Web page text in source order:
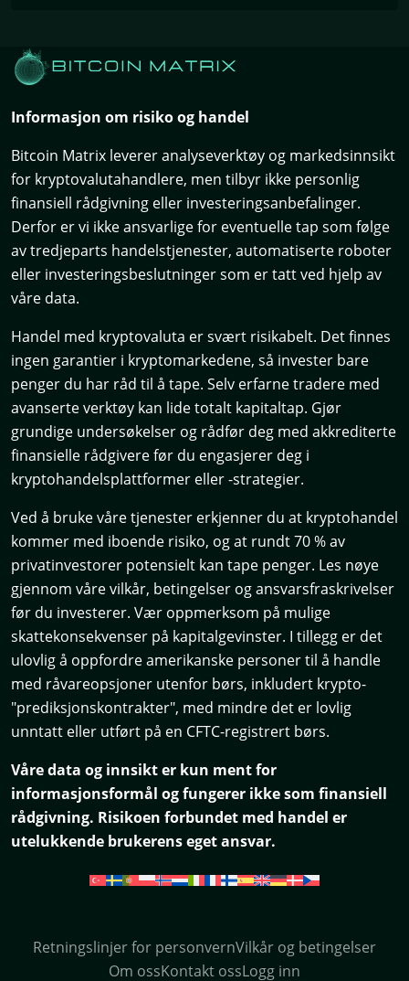
Informasjon om risiko og handel
Bitcoin Matrix leverer analyseverktøy og markedsinnsikt
for kryptovalutahandlere, men tilbyr ikke personlig
finansiell rådgivning eller investeringsanbefalinger.
Derfor er vi ikke ansvarlige for eventuelle tap som følge
av tredjeparts handelstjenester, automatiserte roboter
eller investeringsbeslutninger som er tatt ved hjelp av
våre data.
Handel med kryptovaluta er svært risikabelt. Det finnes
ingen garantier i kryptomarkedene, så invester bare
penger du har råd til å tape. Selv erfarne tradere med
avanserte verktøy kan lide totalt kapitaltap. Gjør
grundige undersøkelser og rådfør deg med akkrediterte
finansielle rådgivere før du engasjerer deg i
kryptohandelsplattformer eller -strategier.
Ved å bruke våre tjenester erkjenner du at kryptohandel
kommer med iboende risiko, og at rundt 70 % av
privatinvestorer potensielt kan tape penger. Les nøye
gjennom våre vilkår, betingelser og ansvarsfraskrivelser
før du investerer. Vær oppmerksom på mulige
skattekonsekvenser på kapitalgevinster. I tillegg er det
ulovlig å oppfordre amerikanske personer til å handle
med råvareopsjoner utenfor børs, inkludert krypto-
"prediksjonskontrakter", med mindre det er lovlig
unntatt eller utført på en CFTC-registrert børs.
Våre data og innsikt er kun ment for
informasjonsformål og fungerer ikke som finansiell
rådgivning. Risikoen forbundet med handel er
utelukkende brukerens eget ansvar.
Retningslinjer for personvernVilkår og betingelser
Om ossKontakt ossLogg inn